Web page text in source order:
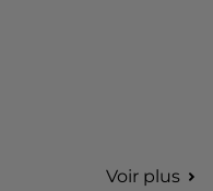
Voir plus